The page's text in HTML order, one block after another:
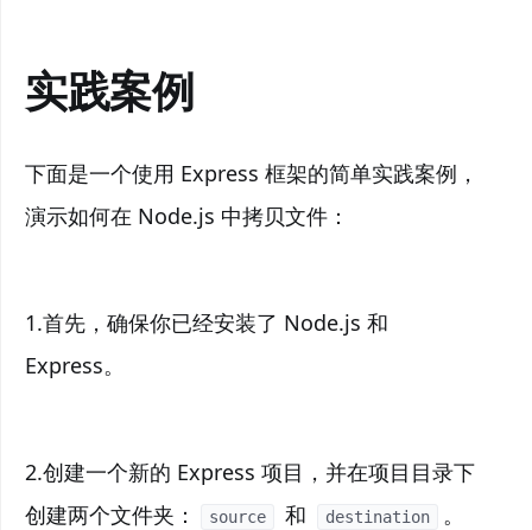
实践案例
下面是一个使用 Express 框架的简单实践案例，
演示如何在 Node.js 中拷贝文件：
1.首先，确保你已经安装了 Node.js 和
Express。
2.创建一个新的 Express 项目，并在项目目录下
创建两个文件夹：
source 和 destination 。